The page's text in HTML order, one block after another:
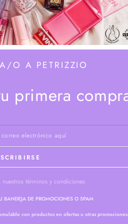
Mujer Hot Sexy EDP
Precio
de
$10.990
O A PETRIZZIO
primera
términos y condiciones
BANDEJA DE PROMOCIONES O SPAM
con productos en ofertas u otras promociones